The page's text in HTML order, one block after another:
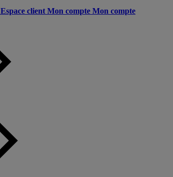
Espace client Mon compte Mon compte